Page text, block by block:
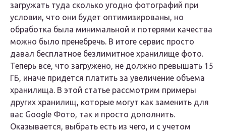
загружать туда сколько угодно фотографий при
условии, что они будет оптимизированы, но
обработка была минимальной и потерями качества
можно было пренебречь. В итоге сервис просто
давал бесплатное безлимитное хранилище фото.
Теперь все, что загружено, не должно превышать 15
ГБ, иначе придется платить за увеличение объема
хранилища. В этой статье рассмотрим примеры
других хранилищ, которые могут как заменить для
вас Google Фото, так и просто дополнить.
Оказывается, выбрать есть из чего, и с учетом